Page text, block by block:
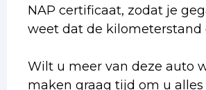
NAP certificaat, zodat je
weet dat de kilometerstand
Wilt u meer van deze auto
maken graag tijd om u